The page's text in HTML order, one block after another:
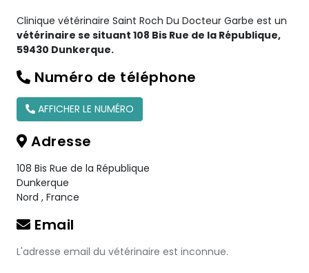
Clinique vétérinaire Saint Roch Du Docteur Garbe est un
vétérinaire se situant 108 Bis Rue de la République,
59430 Dunkerque.
Numéro de téléphone
AFFICHER LE NUMÉRO
Adresse
108 Bis Rue de la République
Dunkerque
Nord , France
Email
L'adresse email du vétérinaire est inconnue.